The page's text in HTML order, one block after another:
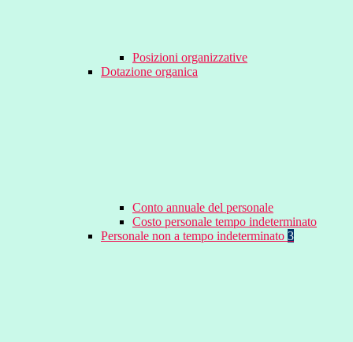
Posizioni organizzative
Dotazione organica
Conto annuale del personale
Costo personale tempo indeterminato
Personale non a tempo indeterminato 3